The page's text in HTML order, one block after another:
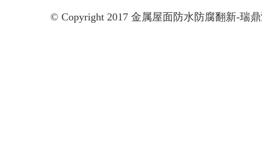
© Copyright 2017 金属屋面防水防腐翻新-瑞